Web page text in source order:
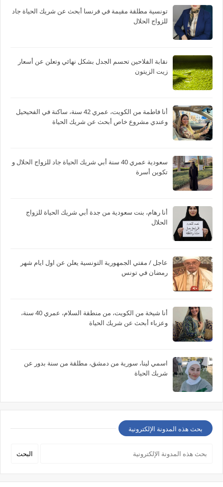
تونسية مطلقة مقيمة في فرنسا أبحث عن شريك الحياة جاد
للزواج الحلال
نقابة الفلاحين تحسم الجدل بشكل نهائي وتعلن عن أسعار
زيت الزيتون
أنا فاطمة من الكويت، عمري 42 سنة، ساكنة في الفحيحيل
وعندي مشروع خاص أبحث عن شريك الحياة
سعودية عمري 40 سنة أبي شريك الحياة جاد للزواج الحلال و
تكوين أسرة
أنا رهام، بنت سعودية من جدة أبي شريك الحياة للزواج
الحلال
عاجل / مفتي الجمهورية التونسية يعلن عن اول ايام شهر
رمضان في تونس
أنا شيخة من الكويت، من منطقة السلام، عمري 40 سنة،
وعزباء أبحث عن شريك الحياة
اسمي لينا، سورية من دمشق، مطلقة من سنة بدور عن
شريك الحياة
بحث هذه المدونة الإلكترونية